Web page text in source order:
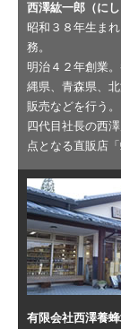
西澤紘一郎（にし
昭和３８年生ま
務。
明治４２年創業
縄県、青森県、
販売などを行う。
四代目社長の西
点となる直販店
有限会社西澤養